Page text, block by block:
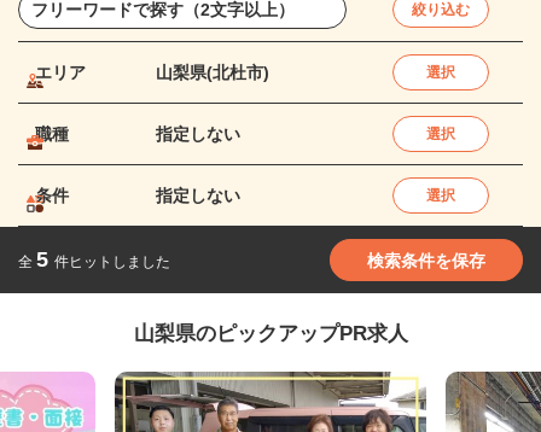
絞り込む
エリア 山梨県(北杜市) 選択
職種 指定しない 選択
条件 指定しない 選択
全 5 件ヒットしました 検索条件を保存
山梨県のピックアップPR求人